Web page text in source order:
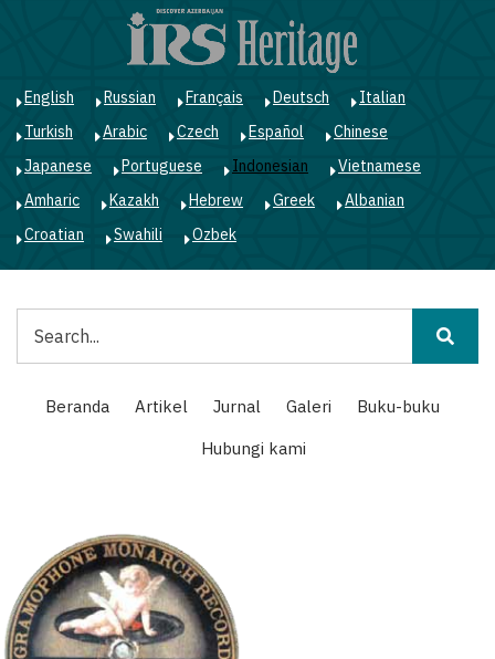
English Russian Français Deutsch
Italian
Turkish
Arabic Czech Español
Chinese
Japanese
Portuguese Indonesian
Vietnamese
Amharic
Kazakh Hebrew Greek
Albanian
Croatian
Swahili Ozbek
Main
navigation
Beranda Artikel Jurnal Galeri
Buku-buku
Hubungi kami